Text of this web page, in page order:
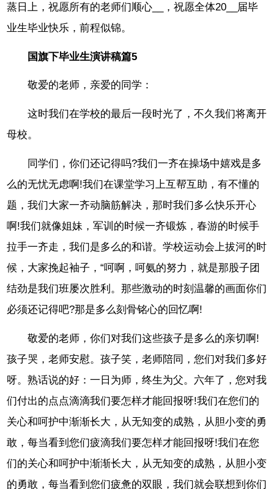
蒸日上，祝愿所有的老师们顺心__，祝愿全体20__届毕
业生毕业快乐，前程似锦。
国旗下毕业生演讲稿篇5
敬爱的老师，亲爱的同学：
这时我们在学校的最后一段时光了，不久我们将离开
母校。
同学们，你们还记得吗?我们一齐在操场中嬉戏是多
么的无忧无虑啊!我们在课堂学习上互帮互助，有不懂的
题，我们大家一齐动脑筋解决，那时我们多么快乐开心
啊!我们就像姐妹，军训的时候一齐锻炼，春游的时候手
拉手一齐走，我们是多么的和谐。学校运动会上拔河的时
候，大家挽起袖子，“呵啊，呵氨的努力，就是那股子团
结劲是我们班屡次胜利。那些激动的时刻温馨的画面你们
必须还记得吧?那是多么刻骨铭心的回忆啊!
敬爱的老师，你们对我们这些孩子是多么的亲切啊!
孩子哭，老师安慰。孩子笑，老师陪同，您们对我们多好
呀。熟话说的好：一日为师，终生为父。六年了，您对我
们付出的点点滴滴我们要怎样才能回报呀!我们在您们的
关心和呵护中渐渐长大，从无知变的成熟，从胆小变的勇
敢，每当看到您们疲滴我们要怎样才能回报呀!我们在您
们的关心和呵护中渐渐长大，从无知变的成熟，从胆小变
的勇敢，每当看到您们疲惫的双眼，我们就会联想到你们